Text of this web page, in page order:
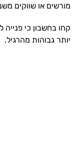
מורשים או שווקים
קחו בחשבון כי
יותר גבוהות מהרגיל.